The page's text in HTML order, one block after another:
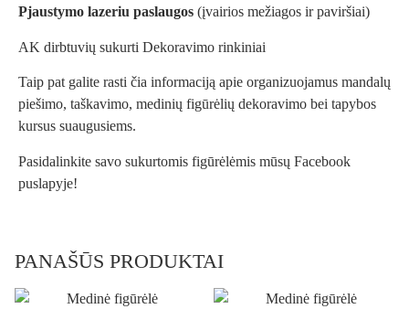
Pjaustymo lazeriu paslaugos (įvairios mežiagos ir paviršiai)
AK dirbtuvių sukurti Dekoravimo rinkiniai
Taip pat galite rasti čia informaciją apie organizuojamus mandalų
piešimo, taškavimo, medinių figūrėlių dekoravimo bei tapybos
kursus suaugusiems.
Pasidalinkite savo sukurtomis figūrėlėmis mūsų Facebook
puslapyje!
PANAŠŪS PRODUKTAI